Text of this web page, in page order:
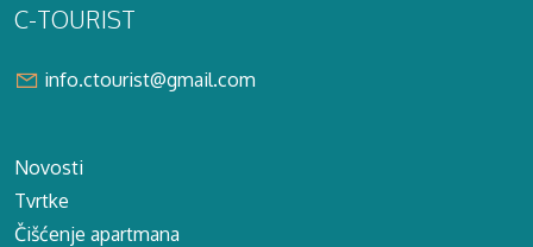
C-TOURIST
info.ctourist@gmail.com
Novosti
Tvrtke
Čišćenje apartmana